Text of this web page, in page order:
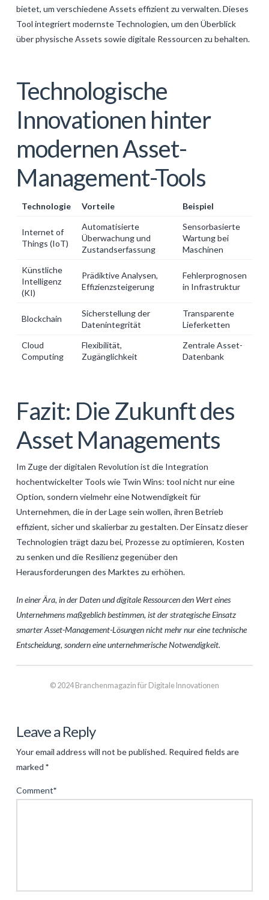
bietet, um verschiedene Assets effizient zu verwalten. Dieses
Tool integriert modernste Technologien, um den Überblick
über physische Assets sowie digitale Ressourcen zu behalten.
Technologische
Innovationen hinter
modernen Asset-
Management-Tools
Technologie Vorteile Beispiel
Internet of
Things (IoT)
Automatisierte
Überwachung und
Zustandserfassung
Sensorbasierte
Wartung bei
Maschinen
Künstliche
Intelligenz
(KI)
Prädiktive Analysen,
Effizienzsteigerung
Fehlerprognosen
in Infrastruktur
Blockchain
Sicherstellung der
Datenintegrität
Transparente
Lieferketten
Cloud
Computing
Flexibilität,
Zugänglichkeit
Zentrale Asset-
Datenbank
Fazit: Die Zukunft des
Asset Managements
Im Zuge der digitalen Revolution ist die Integration
hochentwickelter Tools wie Twin Wins: tool nicht nur eine
Option, sondern vielmehr eine Notwendigkeit für
Unternehmen, die in der Lage sein wollen, ihren Betrieb
effizient, sicher und skalierbar zu gestalten. Der Einsatz dieser
Technologien trägt dazu bei, Prozesse zu optimieren, Kosten
zu senken und die Resilienz gegenüber den
Herausforderungen des Marktes zu erhöhen.
In einer Ära, in der Daten und digitale Ressourcen den Wert eines
Unternehmens maßgeblich bestimmen, ist der strategische Einsatz
smarter Asset-Management-Lösungen nicht mehr nur eine technische
Entscheidung, sondern eine unternehmerische Notwendigkeit.
© 2024 Branchenmagazin für Digitale Innovationen
Innovative
Tools
für
Digitale
Effektives
Leave a Reply
Your email address will not be published. Required fields are
marked *
Comment*